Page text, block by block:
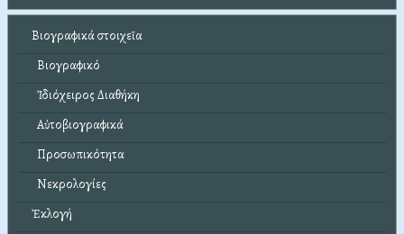
Βιογραφικά στοιχεῖα
Βιογραφικό
Ἰδιόχειρος Διαθήκη
Αὐτοβιογραφικά
Προσωπικότητα
Νεκρολογίες
Ἐκλογή